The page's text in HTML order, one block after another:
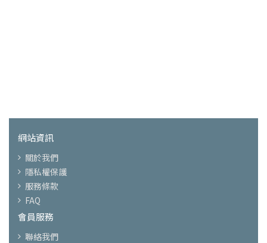
網站資訊
關於我們
隱私權保護
服務條款
FAQ
會員服務
聯絡我們